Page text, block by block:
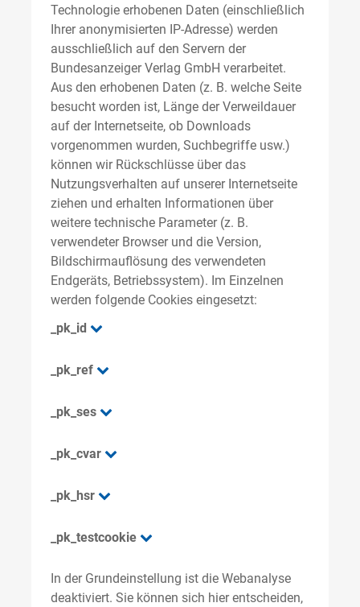
Technologie erhobenen Daten (einschließlich
Ihrer anonymisierten IP-Adresse) werden
ausschließlich auf den Servern der
Bundesanzeiger Verlag GmbH verarbeitet.
Aus den erhobenen Daten (z. B. welche Seite
besucht worden ist, Länge der Verweildauer
auf der Internetseite, ob Downloads
vorgenommen wurden, Suchbegriffe usw.)
können wir Rückschlüsse über das
Nutzungsverhalten auf unserer Internetseite
ziehen und erhalten Informationen über
weitere technische Parameter (z. B.
verwendeter Browser und die Version,
Bildschirmauflösung des verwendeten
Endgeräts, Betriebssystem). Im Einzelnen
werden folgende Cookies eingesetzt:
_pk_id
_pk_ref
_pk_ses
_pk_cvar
_pk_hsr
_pk_testcookie
In der Grundeinstellung ist die Webanalyse
deaktiviert. Sie können sich hier entscheiden,